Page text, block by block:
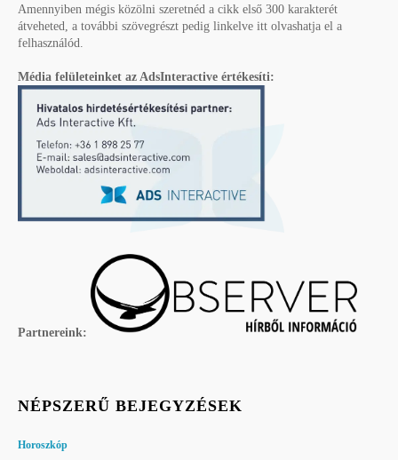
Amennyiben mégis közölni szeretnéd a cikk első 300 karakterét
átveheted, a további szövegrészt pedig linkelve itt olvashatja el a
felhasználód.
Média felületeinket az AdsInteractive értékesíti:
Partnereink:
NÉPSZERŰ BEJEGYZÉSEK
Horoszkóp